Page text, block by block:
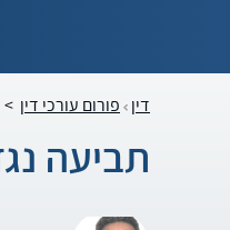
דין פורום עורכי דין >
תביעה